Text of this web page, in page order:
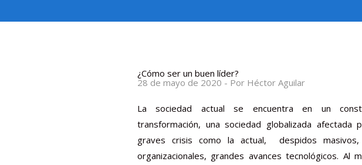
¿Cómo ser un buen líder?
28 de mayo de 2020 - Por Héctor Aguilar
La sociedad actual se encuentra en un
transformación, una sociedad globalizada afectada
graves crisis como la actual, despidos masivos,
organizacionales, grandes avances tecnológicos. Al